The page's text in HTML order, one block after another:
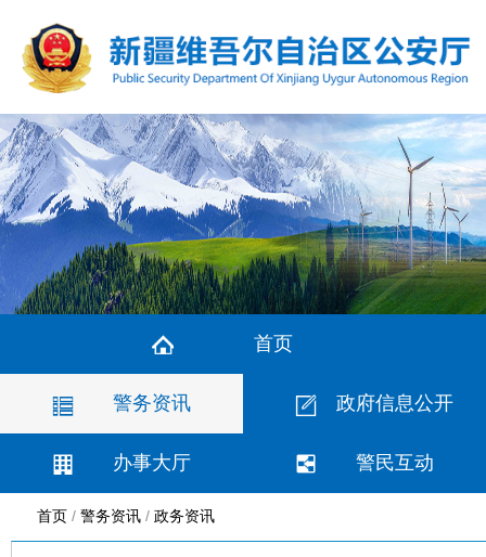
首页
警务资讯 政府信息公开
办事大厅 警民互动
首页 / 警务资讯 / 政务资讯